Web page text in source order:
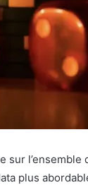
l’ensemble
plus